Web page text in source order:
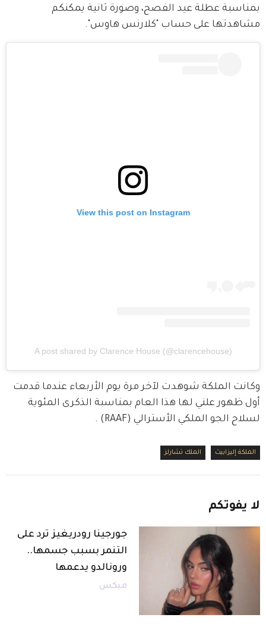
بمناسبة عطلة عيد الفصح، وصورة ثانية يمكنكم
مشاهدتها على حساب "كلارنس هاوس".
View this post on Instagram
A post shared by Clarence House (@clarencehouse)
وكانت الملكة شوهدت لآخر مرة يوم الأربعاء عندما قدمت
أول ظهور علني لها هذا العام بمناسبة الذكرى المئوية
لسلاح الجو الملكي الأسترالي (RAAF) .
الملكة إليزابيث الملك تشارلز
لا يفوتكم
جورجينا رودريغيز ترد على
التنمر بسبب جسمها..
ورونالدو يدعمها
ميكس